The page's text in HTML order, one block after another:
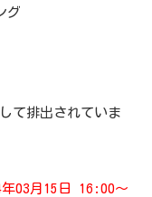
グ
て排出されていま
年03月15日 16:00～